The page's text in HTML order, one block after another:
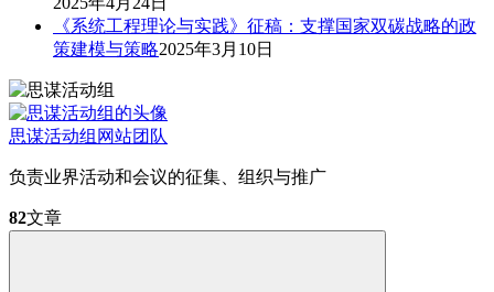
《系统工程理论与实践》征稿：支撑国家双碳战略的政
策建模与策略2025年3月10日
思谋活动组 网站团队
负责业界活动和会议的征集、组织与推广
82文章